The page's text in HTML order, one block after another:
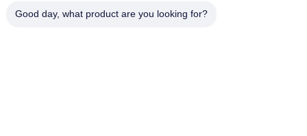
Κοινή βαλβίδα
Κοινός εγχυτήρας
Good day, what product are you looking for?